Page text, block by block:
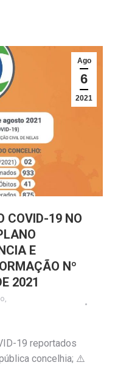
Ago
6
2021
COVID-19 NO
E
Nº
2021
19 reportados
concelhia; ⚠️